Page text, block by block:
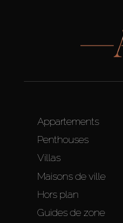
Appartements
Penthouses
Villas
Maisons de ville
Hors plan
Guides de zone